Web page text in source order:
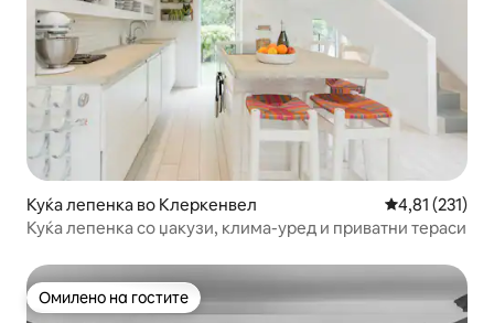
Куќа лепенка во Клеркенвел Просечна
4,81 (231)
Куќа лепенка со џакузи, клима-уред и приватни тераси
Омилено на гостите
Омилено на гостите